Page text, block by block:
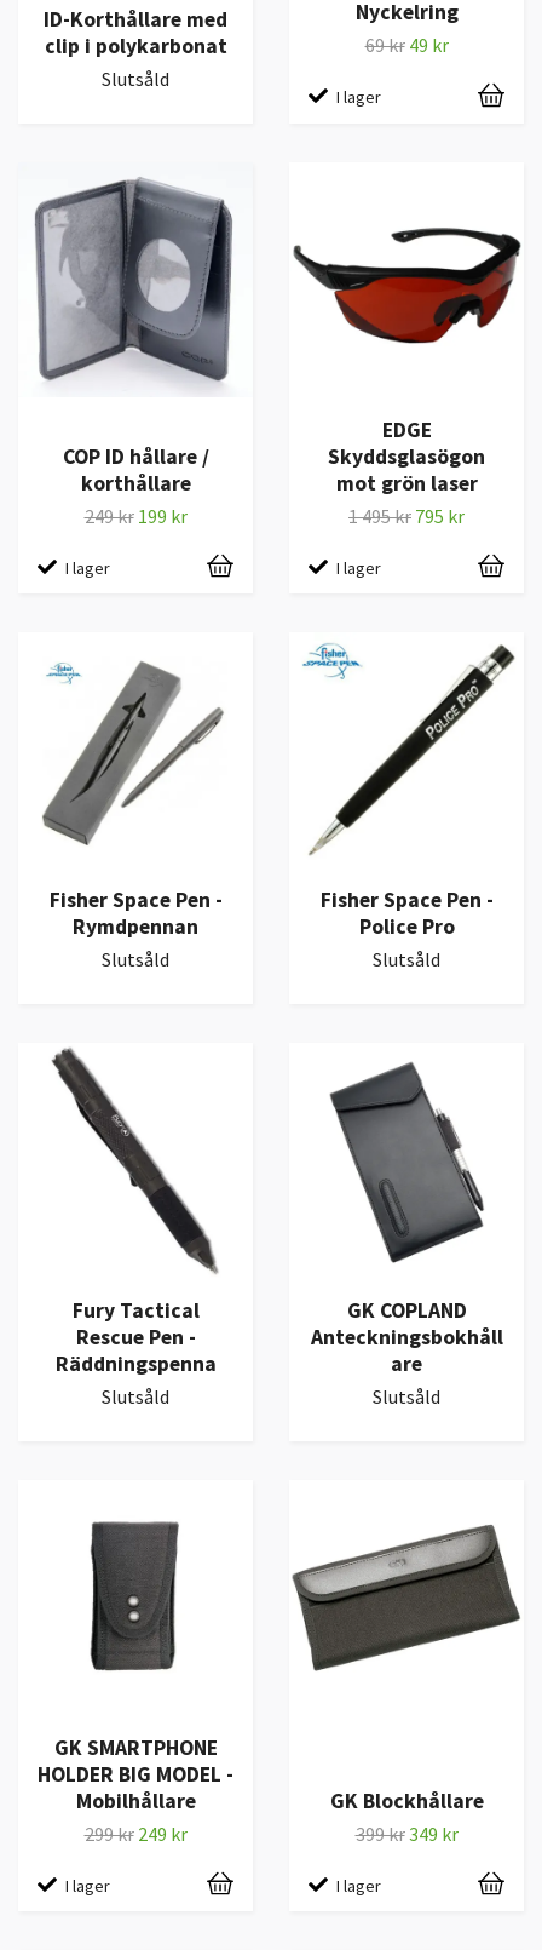
ID-Korthållare med
clip i polykarbonat
Slutsåld
Nyckelring
69 kr 49 kr
I lager
COP ID hållare /
korthållare
249 kr 199 kr
I lager
EDGE
Skyddsglasögon
mot grön laser
1 495 kr 795 kr
I lager
Fisher Space Pen -
Rymdpennan
Slutsåld
Fisher Space Pen -
Police Pro
Slutsåld
Fury Tactical
Rescue Pen -
Räddningspenna
Slutsåld
GK COPLAND
Anteckningsbokhåll
are
Slutsåld
GK SMARTPHONE
HOLDER BIG MODEL -
Mobilhållare
299 kr 249 kr
I lager
GK Blockhållare
399 kr349 kr
I lager